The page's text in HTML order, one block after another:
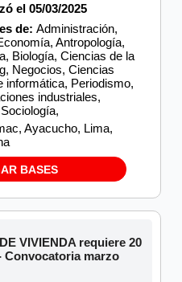
el 05/03/2025
de: Administración,
Antropología,
Biología, Ciencias de la
Negocios, Ciencias
informática, Periodismo,
industriales,
Ayacucho, Lima,
BASES
VIVIENDA requiere 20
Convocatoria marzo